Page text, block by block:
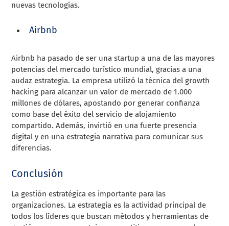
nuevas tecnologías.
Airbnb
Airbnb ha pasado de ser una startup a una de las mayores
potencias del mercado turístico mundial, gracias a una
audaz estrategia. La empresa utilizó la técnica del growth
hacking para alcanzar un valor de mercado de 1.000
millones de dólares, apostando por generar confianza
como base del éxito del servicio de alojamiento
compartido. Además, invirtió en una fuerte presencia
digital y en una estrategia narrativa para comunicar sus
diferencias.
Conclusión
La gestión estratégica es importante para las
organizaciones. La estrategia es la actividad principal de
todos los líderes que buscan métodos y herramientas de